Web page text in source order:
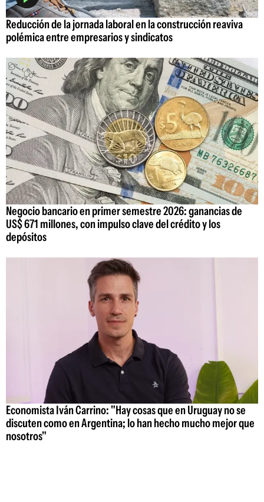
Reducción de la jornada laboral en la construcción reaviva
polémica entre empresarios y sindicatos
Negocio bancario en primer semestre 2026: ganancias de
US$ 671 millones, con impulso clave del crédito y los
depósitos
Economista Iván Carrino: "Hay cosas que en Uruguay no se
discuten como en Argentina; lo han hecho mucho mejor que
nosotros"